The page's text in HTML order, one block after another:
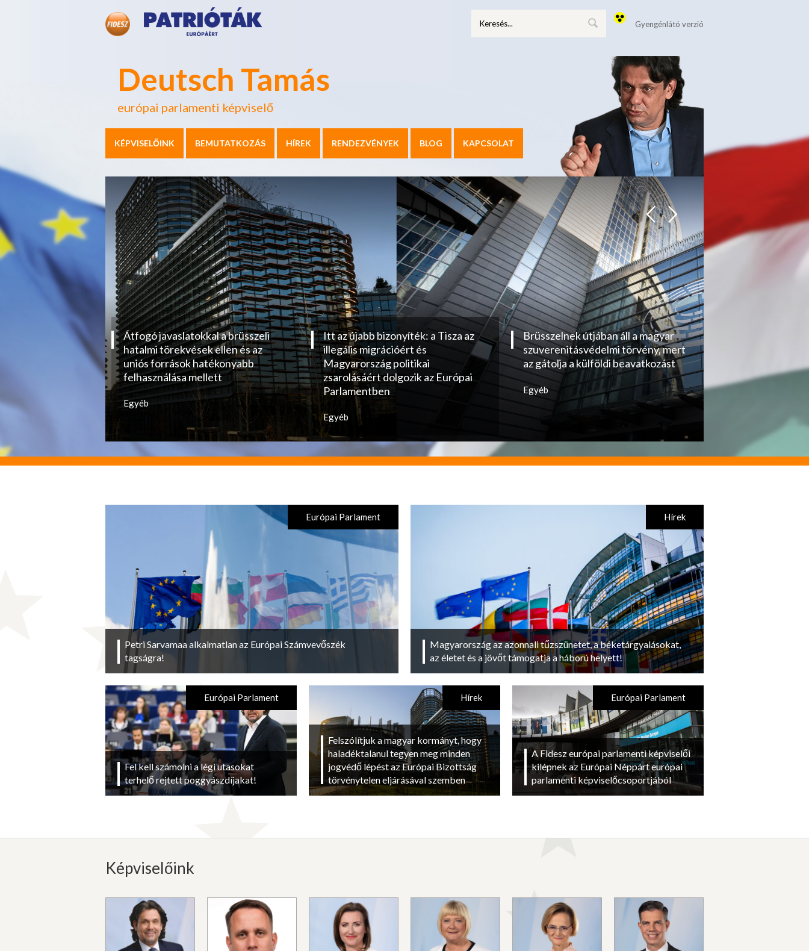
Deutsch Tamás
európai parlamenti képviselő
Gyengénlátó verzió
KÉPVISELŐINK BEMUTATKOZÁS HÍREK RENDEZVÉNYEK BLOG KAPCSOLAT
Átfogó javaslatokkal a brüsszeli
hatalmi törekvések ellen és az
uniós források hatékonyabb
felhasználása mellett
Egyéb
Itt az újabb bizonyíték: a Tisza az
illegális migrációért és
Magyarország politikai
zsarolásáért dolgozik az Európai
Parlamentben
Egyéb
Brüsszelnek útjában áll a magyar
szuverenitásvédelmi törvény, mert
az gátolja a külföldi beavatkozást
Egyéb
Petri Sarvamaa alkalmatlan az Európai Számvevőszék
tagságra!
Európai Parlament
Magyarország az azonnali tűzszünetet, a béketárgyalásokat,
az életet és a jövőt támogatja a háború helyett!
Hírek
Fel kell számolni a légi utasokat
terhelő rejtett poggyászdíjakat!
Európai Parlament
Felszólítjuk a magyar kormányt, hogy
haladéktalanul tegyen meg minden
jogvédő lépést az Európai Bizottság
törvénytelen eljárásával szemben
Hírek
A Fidesz európai parlamenti képviselői
kilépnek az Európai Néppárt európai
parlamenti képviselőcsoportjából
Európai Parlament
Képviselőink